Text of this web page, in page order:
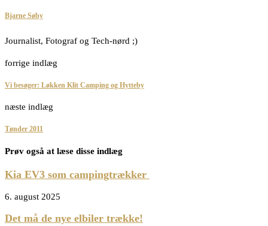
Bjarne Søby
Journalist, Fotograf og Tech-nørd ;)
forrige indlæg
Vi besøger: Løkken Klit Camping og Hytteby
næste indlæg
Tønder 2011
Prøv også at læse disse indlæg
Kia EV3 som campingtrækker
6. august 2025
Det må de nye elbiler trække!